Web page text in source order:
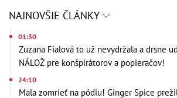
NAJNOVŠIE ČLÁNKY
01:30
Zuzana Fialová to už nevydržala a drsne
NÁLOŽ pre konšpirátorov a popieračov!
24:10
Mala zomrieť na pódiu! Ginger Spice